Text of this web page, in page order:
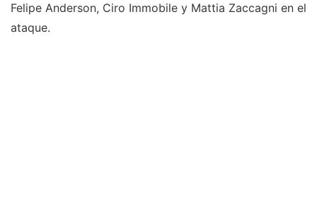
Felipe Anderson, Ciro Immobile y Mattia Zaccagni en el
ataque.